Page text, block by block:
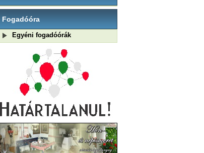
Fogadóóra
Egyéni fogadóórák